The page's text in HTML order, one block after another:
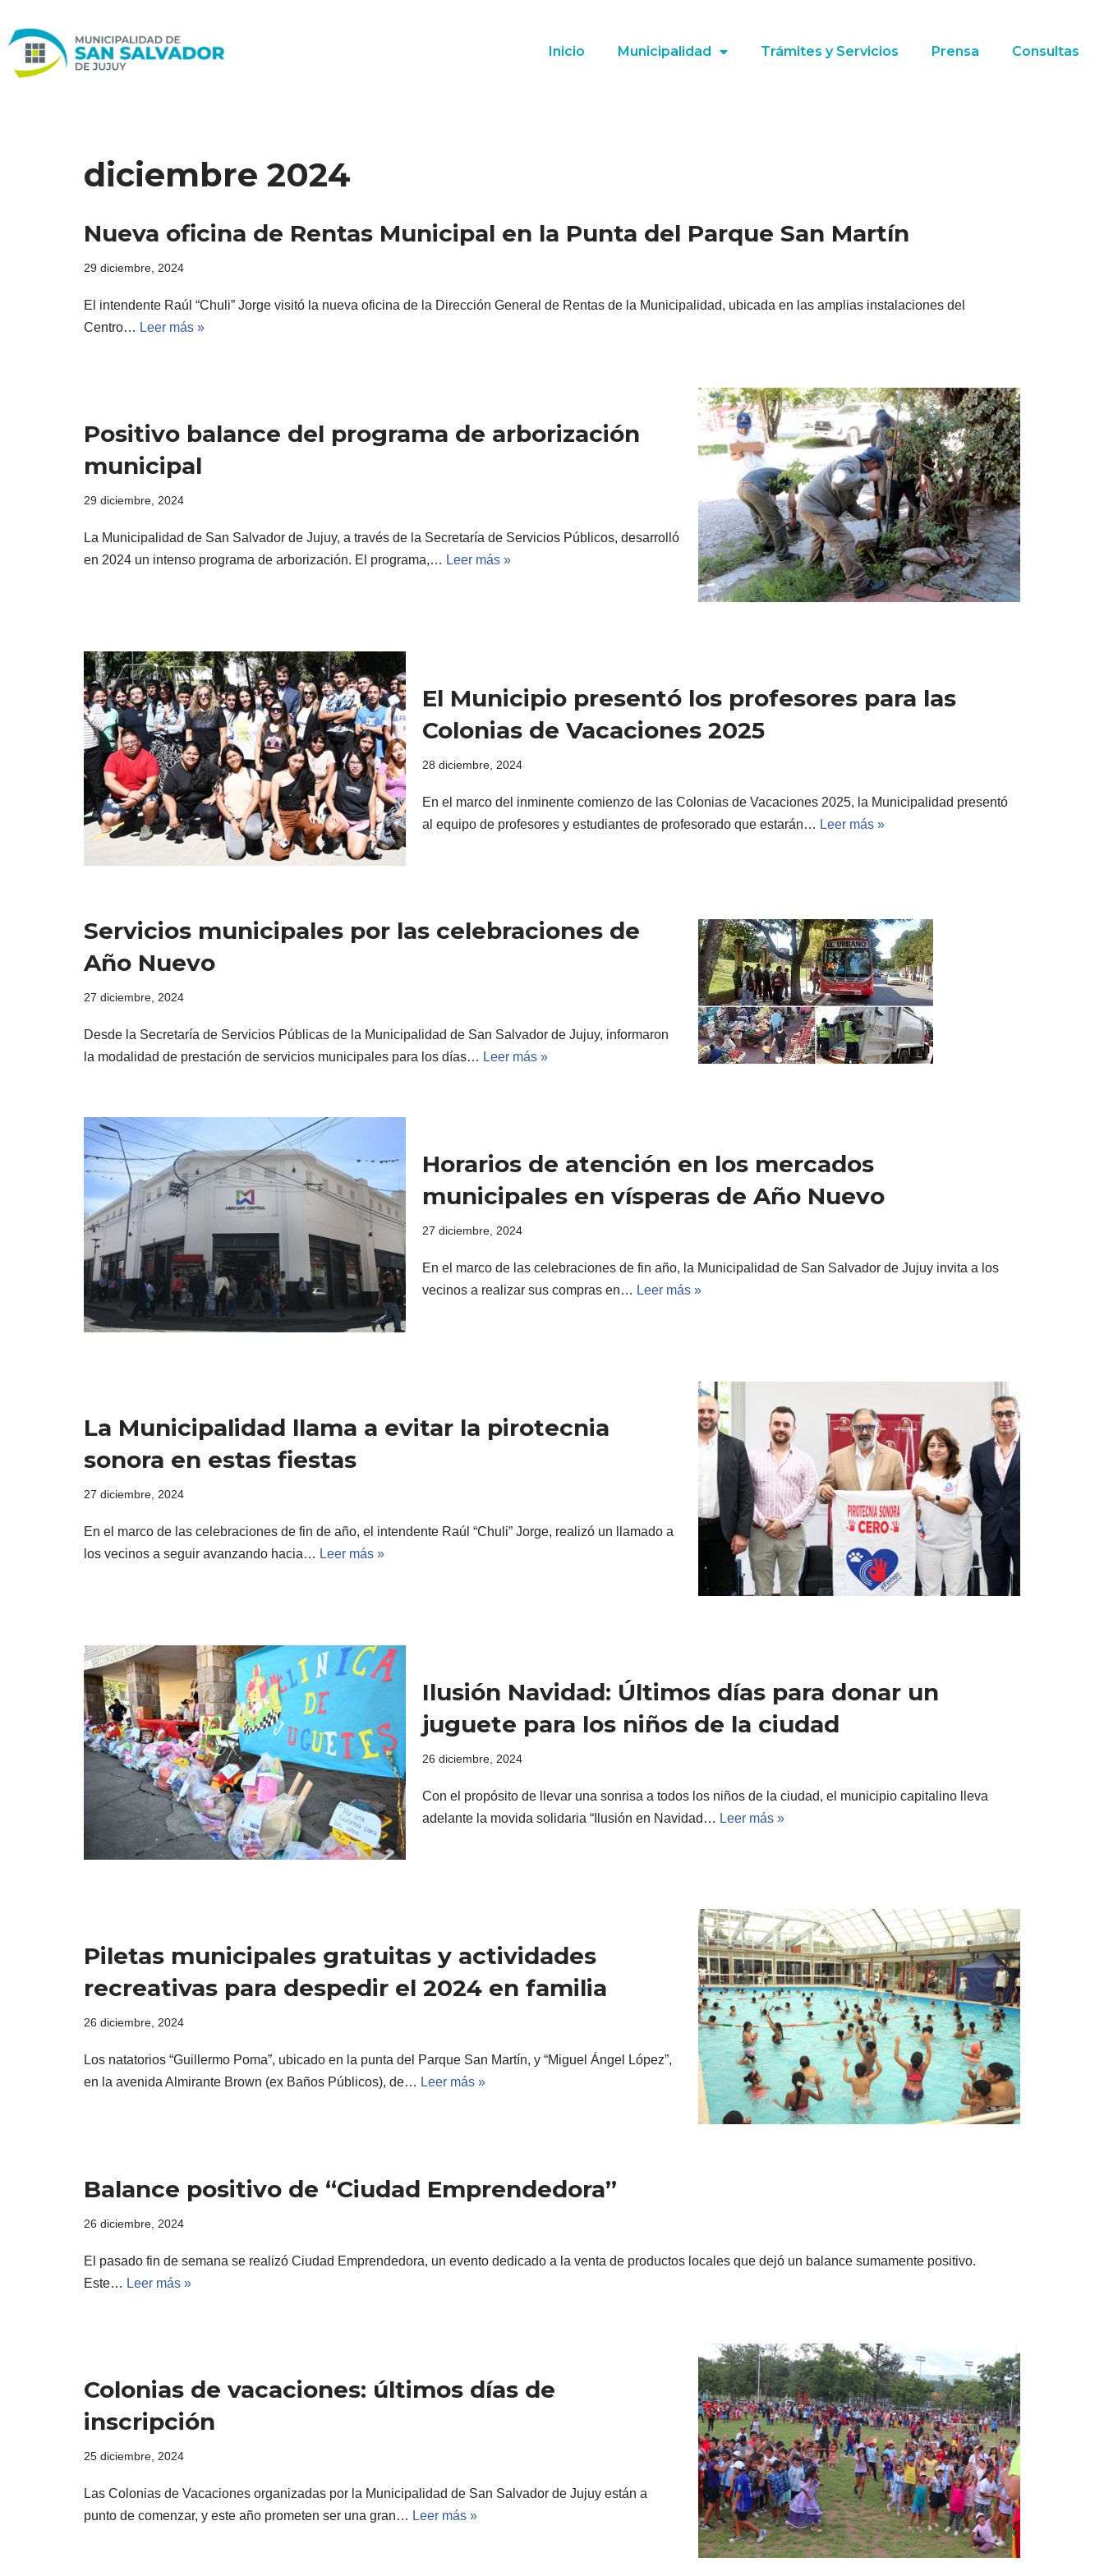
Ir
al
Inicio Municipalidad Trámites y Servicios Prensa Consultas
diciembre 2024
Nueva oficina de Rentas Municipal en la Punta del Parque San Martín
29 diciembre, 2024
El intendente Raúl “Chuli” Jorge visitó la nueva oficina de la Dirección General de Rentas de la Municipalidad, ubicada en las amplias instalaciones del
Centro… Leer más »
Positivo balance del programa de arborización
municipal
29 diciembre, 2024
La Municipalidad de San Salvador de Jujuy, a través de la Secretaría de Servicios Públicos, desarrolló
en 2024 un intenso programa de arborización. El programa,… Leer más »
El Municipio presentó los profesores para las
Colonias de Vacaciones 2025
28 diciembre, 2024
En el marco del inminente comienzo de las Colonias de Vacaciones 2025, la Municipalidad presentó
al equipo de profesores y estudiantes de profesorado que estarán… Leer más »
Servicios municipales por las celebraciones de
Año Nuevo
27 diciembre, 2024
Desde la Secretaría de Servicios Públicas de la Municipalidad de San Salvador de Jujuy, informaron
la modalidad de prestación de servicios municipales para los días… Leer más »
Horarios de atención en los mercados
municipales en vísperas de Año Nuevo
27 diciembre, 2024
En el marco de las celebraciones de fin año, la Municipalidad de San Salvador de Jujuy invita a los
vecinos a realizar sus compras en… Leer más »
La Municipalidad llama a evitar la pirotecnia
sonora en estas fiestas
27 diciembre, 2024
En el marco de las celebraciones de fin de año, el intendente Raúl “Chuli” Jorge, realizó un llamado a
los vecinos a seguir avanzando hacia… Leer más »
Ilusión Navidad: Últimos días para donar un
juguete para los niños de la ciudad
26 diciembre, 2024
Con el propósito de llevar una sonrisa a todos los niños de la ciudad, el municipio capitalino lleva
adelante la movida solidaria “Ilusión en Navidad… Leer más »
Piletas municipales gratuitas y actividades
recreativas para despedir el 2024 en familia
26 diciembre, 2024
Los natatorios “Guillermo Poma”, ubicado en la punta del Parque San Martín, y “Miguel Ángel López”,
en la avenida Almirante Brown (ex Baños Públicos), de… Leer más »
Balance positivo de “Ciudad Emprendedora”
26 diciembre, 2024
El pasado fin de semana se realizó Ciudad Emprendedora, un evento dedicado a la venta de productos locales que dejó un balance sumamente positivo.
Este… Leer más »
Colonias de vacaciones: últimos días de
inscripción
25 diciembre, 2024
Las Colonias de Vacaciones organizadas por la Municipalidad de San Salvador de Jujuy están a
punto de comenzar, y este año prometen ser una gran… Leer más »